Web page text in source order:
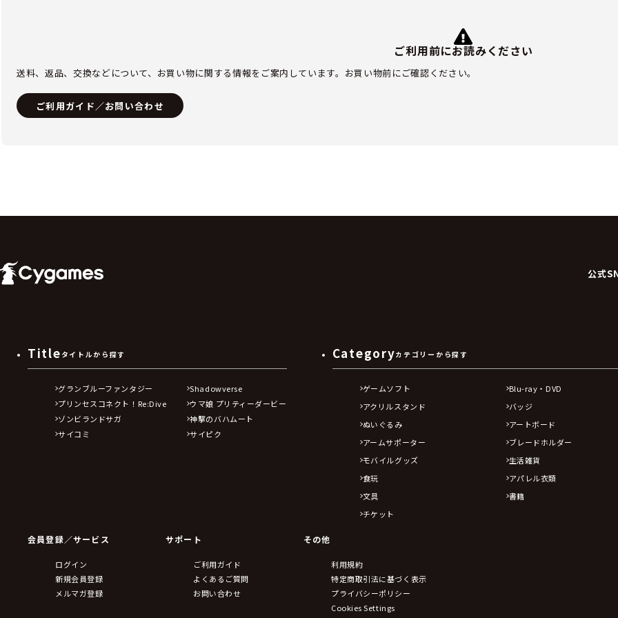
ご利用前にお読みください
送料、返品、交換などについて、お買い物に関する情報をご案内しています。お買い物前にご確認ください。
ご利用ガイド／お問い合わせ
公式
Title タイトルから探す
グランブルーファンタジー
Shadowverse
プリンセスコネクト！Re:Dive
ウマ娘 プリティーダービー
ゾンビランドサガ
神撃のバハムート
サイコミ
サイピク
Categoryカテゴリーから探す
ゲームソフト Blu-ray・DVD
アクリルスタンド
バッジ
ぬいぐるみ
アートボード
アームサポーター
ブレードホルダー
モバイルグッズ
生活雑貨
食玩
アパレル衣類
文具
書籍
チケット
会員登録／サービス
ログイン
新規会員登録
メルマガ登録
サポート
ご利用ガイド
よくあるご質問
お問い合わせ
その他
利用規約
特定商取引法に基づく表示
プライバシーポリシー
Cookies Settings